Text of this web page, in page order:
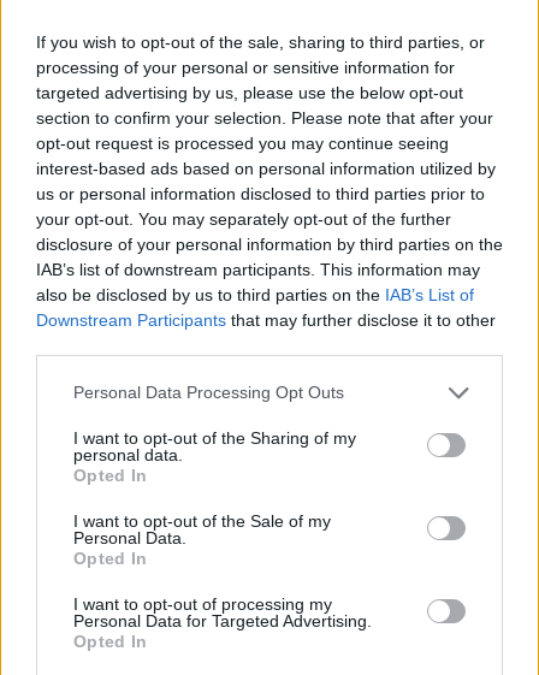
If you wish to opt-out of the sale, sharing to third parties, or
processing of your personal or sensitive information for
targeted advertising by us, please use the below opt-out
section to confirm your selection. Please note that after your
opt-out request is processed you may continue seeing
interest-based ads based on personal information utilized by
us or personal information disclosed to third parties prior to
your opt-out. You may separately opt-out of the further
disclosure of your personal information by third parties on the
IAB’s list of downstream participants. This information may
also be disclosed by us to third parties on the IAB’s List of
Downstream Participants that may further disclose it to other
Personal Data Processing Opt Outs
I want to opt-out of the Sharing of my
personal data.
Opted In
I want to opt-out of the Sale of my
Personal Data.
Opted In
I want to opt-out of processing my
Personal Data for Targeted Advertising.
Opted In
capacité à repérer le moment où la situation commence à évoluer.
Article précédent
Révolution dans la santé :
une explosion
d’installations de
Parler seul : le signe
surprenant d’une
intelligence éclatante
news
ARTICLES CONNEXES PLUS DE L'AUTEUR